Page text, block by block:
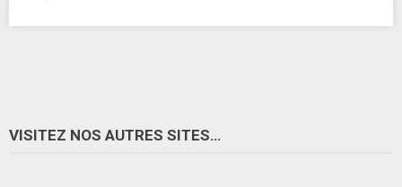
VISITEZ NOS AUTRES SITES…